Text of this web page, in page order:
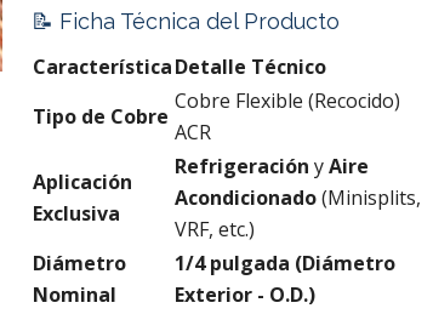
📝 Ficha Técnica del Producto
CaracterísticaDetalle Técnico
Tipo de Cobre
Cobre Flexible (Recocido)
ACR
Aplicación
Exclusiva
Refrigeración yAire
Acondicionado(Minisplits,
VRF, etc.)
Diámetro
Nominal
1/4 pulgada (Diámetro
Exterior - O.D.)